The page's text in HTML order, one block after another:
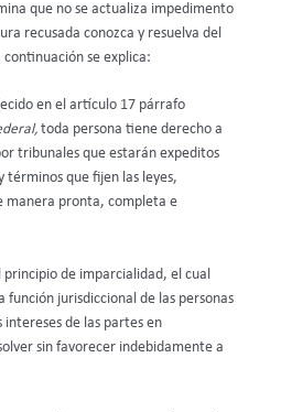
que no se actualiza impedimento
recusada conozca y resuelva del
se explica:
en el artículo 17 párrafo
toda persona tiene derecho a
tribunales que estarán expeditos
términos que fijen las leyes,
manera pronta, completa e
de imparcialidad, el cual
función jurisdiccional de las personas
intereses de las partes en
sin favorecer indebidamente a